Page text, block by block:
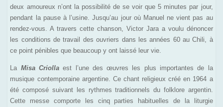
deux amoureux n’ont la possibilité de se voir que 5 minutes par jour,
pendant la pause à l’usine. Jusqu’au jour où Manuel ne vient pas au
rendez-vous. A travers cette chanson, Victor Jara a voulu dénoncer
les conditions de travail des ouvriers dans les années 60 au Chili, à
ce point pénibles que beaucoup y ont laissé leur vie.
La Misa Criolla est l’une des œuvres les plus importantes de la
musique contemporaine argentine. Ce chant religieux créé en 1964 a
été composé suivant les rythmes traditionnels du folklore argentin.
Cette messe comporte les cinq parties habituelles de la liturgie